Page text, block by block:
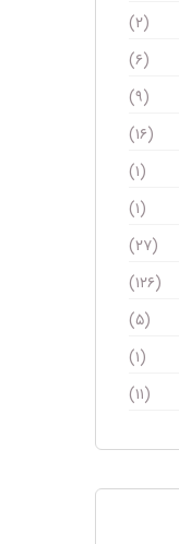
(۲)
(۶)
(۹)
(۱۶)
(۱)
(۱)
(۲۷)
(۱۲۶)
(۵)
(۱)
(۱۱)